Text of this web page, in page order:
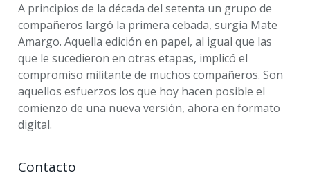
A principios de la década del setenta un grupo de
compañeros largó la primera cebada, surgía Mate
Amargo. Aquella edición en papel, al igual que las
que le sucedieron en otras etapas, implicó el
compromiso militante de muchos compañeros. Son
aquellos esfuerzos los que hoy hacen posible el
comienzo de una nueva versión, ahora en formato
digital.
Contacto